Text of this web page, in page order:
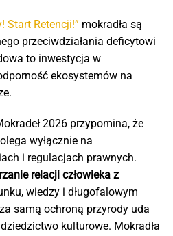
Start Retencji!” mokradła są
przeciwdziałania deficytowi
to inwestycja w
ekosystemów na
2026 przypomina, że
wyłącznie na
i regulacjach prawnych.
relacji człowieka z
wiedzy i długofalowym
samą ochroną przyrody uda
kulturowe. Mokradła